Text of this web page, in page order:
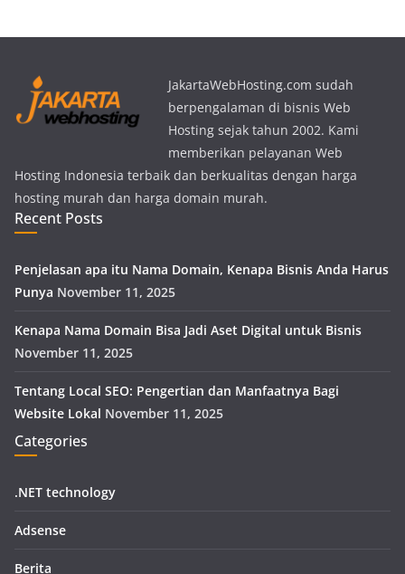
JakartaWebHosting.com sudah
berpengalaman di bisnis Web
Hosting sejak tahun 2002. Kami
memberikan pelayanan Web
Hosting Indonesia terbaik dan berkualitas dengan harga
hosting murah dan harga domain murah.
Recent Posts
Penjelasan apa itu Nama Domain, Kenapa Bisnis Anda Harus
Punya November 11, 2025
Kenapa Nama Domain Bisa Jadi Aset Digital untuk Bisnis
November 11, 2025
Tentang Local SEO: Pengertian dan Manfaatnya Bagi
Website Lokal November 11, 2025
Categories
.NET technology
Adsense
Berita